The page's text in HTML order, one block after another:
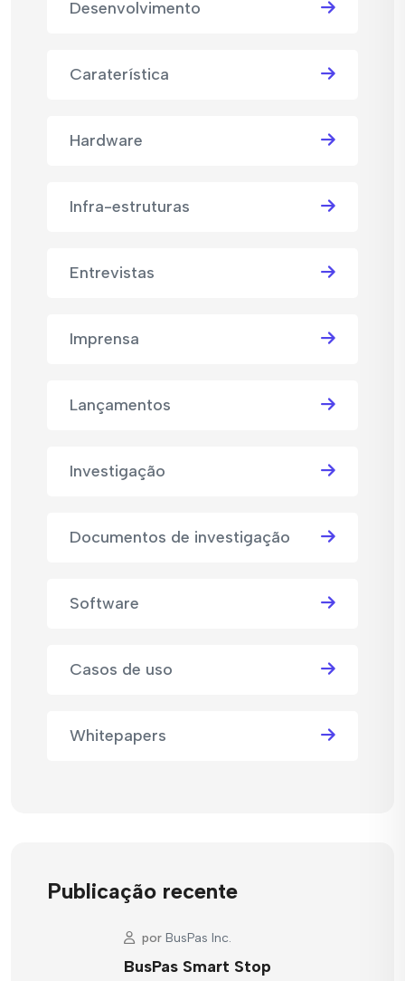
Desenvolvimento
Caraterística
Hardware
Infra-estruturas
Entrevistas
Imprensa
Lançamentos
Investigação
Documentos de investigação
Software
Casos de uso
Whitepapers
Publicação recente
por BusPas Inc.
BusPas Smart Stop